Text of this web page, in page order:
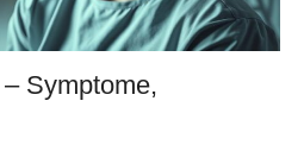
Symptome,